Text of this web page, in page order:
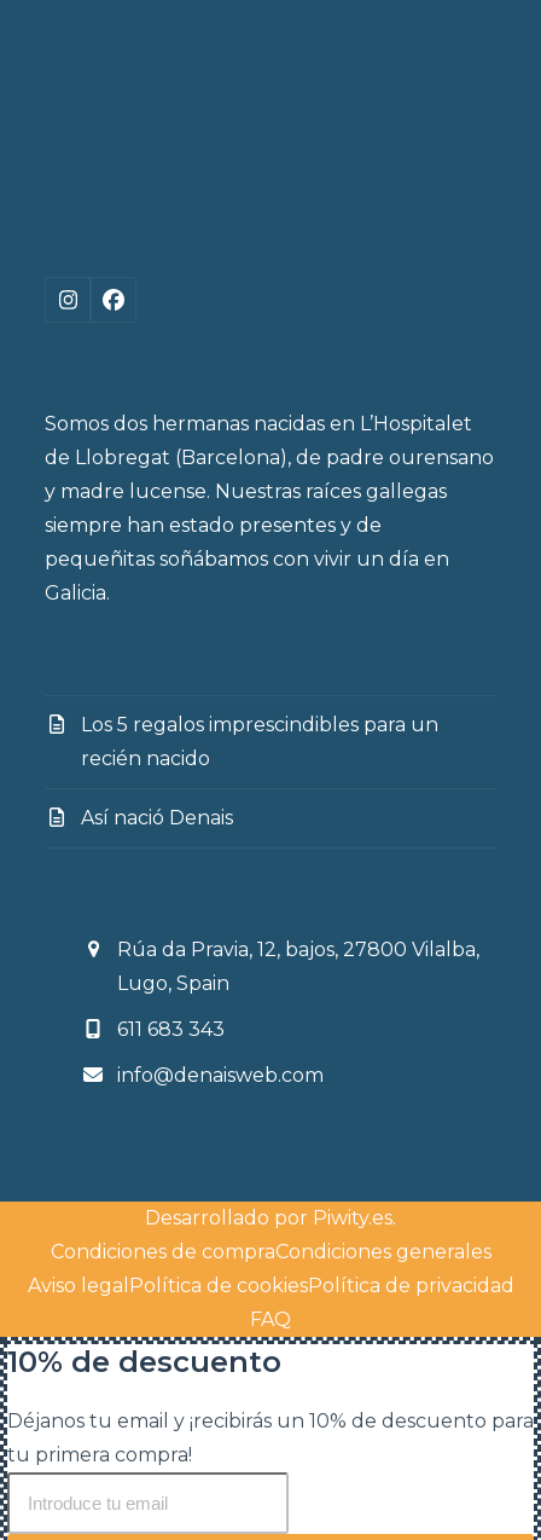
Instagram
Facebook
Somos dos hermanas nacidas en L’Hospitalet
de Llobregat (Barcelona), de padre ourensano
y madre lucense. Nuestras raíces gallegas
siempre han estado presentes y de
pequeñitas soñábamos con vivir un día en
Galicia.
Los 5 regalos imprescindibles para un
recién nacido
Así nació Denais
Rúa da Pravia, 12, bajos, 27800 Vilalba,
Lugo, Spain
611 683 343
info@denaisweb.com
Desarrollado por Piwity.es.
Condiciones de compraCondiciones generales
Aviso legal Política de cookiesPolítica de privacidad
FAQ
10% de descuento
Déjanos tu email y ¡recibirás un 10% de descuento para
tu primera compra!